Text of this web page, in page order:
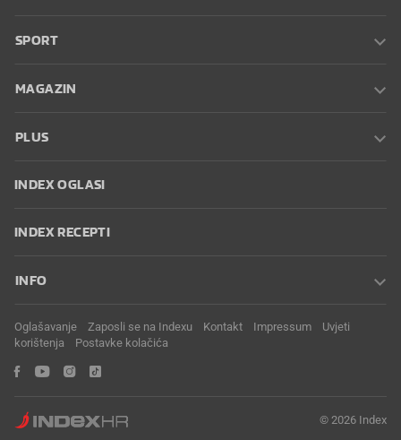
SPORT
MAGAZIN
PLUS
INDEX OGLASI
INDEX RECEPTI
INFO
Oglašavanje Zaposli se na Indexu Kontakt Impressum
Uvjeti
korištenja
Postavke kolačića
© 2026 Index